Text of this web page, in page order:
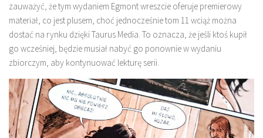
zauważyć, że tym wydaniem Egmont wreszcie oferuje premierowy
materiał, co jest plusem, choć jednocześnie tom 11 wciąż można
dostać na rynku dzięki Taurus Media. To oznacza, że jeśli ktoś kupił
go wcześniej, będzie musiał nabyć go ponownie w wydaniu
zbiorczym, aby kontynuować lekturę serii.